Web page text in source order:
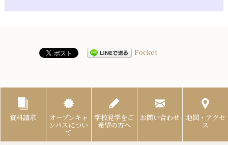
Pocket
資料請求 オープンキャ
ンパスについ
て
学校見学をご
希望の方へ
お問い合わせ 地図・アクセ
ス